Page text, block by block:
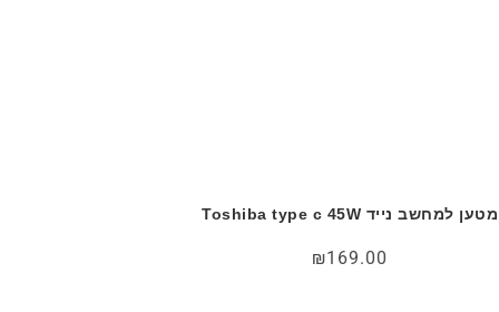
מטען למחשב נייד Toshiba type c 45W
₪169.00